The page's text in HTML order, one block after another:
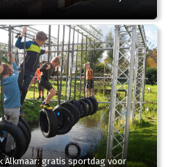
Alkmaar: gratis sportdag voor